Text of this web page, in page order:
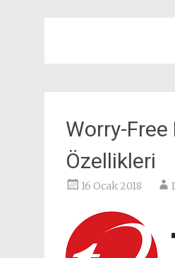
Worry-
Özellikleri
16 Ocak 2018